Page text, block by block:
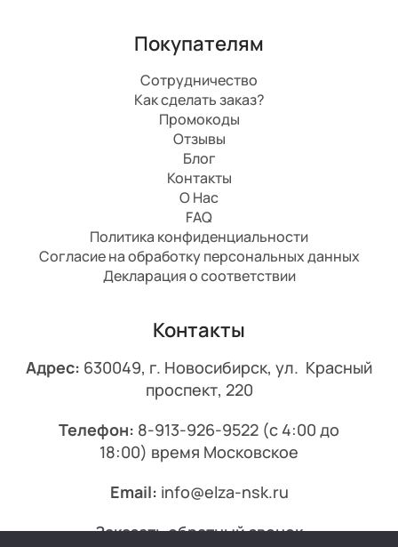
Покупателям
Сотрудничество
Как сделать заказ?
Промокоды
Отзывы
Блог
Контакты
О Нас
FAQ
Политика конфиденциальности
Согласие на обработку персональных данных
Декларация о соответствии
Контакты
Адрес: 630049, г. Новосибирск, ул. Красный
проспект, 220
Телефон: 8-913-926-9522 (с 4:00 до
18:00) время Московское
Email: info@elza-nsk.ru
Заказать обратный звонок